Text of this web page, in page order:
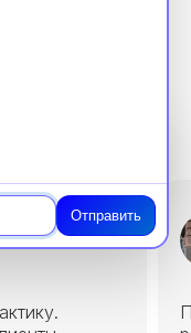
Отправить